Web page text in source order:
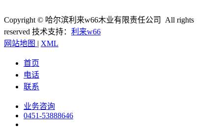
Copyright © 哈尔滨利来w66木业有限责任公司 All rights
reserved 技术支持： 利来w66
网站地图 | XML
首页
电话
联系
业务咨询
0451-53888646